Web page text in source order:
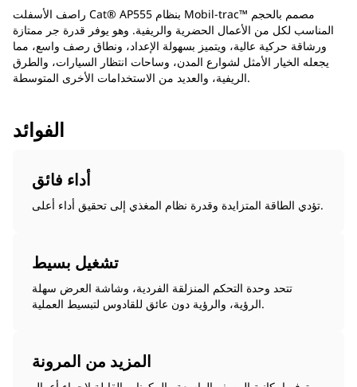
راصف الأسفلت Cat® AP555 بنظام Mobil-trac™ مصمم بالحجم
المناسب لكل من الأعمال الحضرية والريفية. وهو يوفر قدرة جر ممتازة
ورشاقة حركية عالية، ويتميز بسهولة الإعداد، ونطاق رصف واسع، مما
يجعله الخيار الأمثل لشوارع المدن، وساحات انتظار السيارات، والطرق
الريفية، والعديد من الاستخدامات الأخرى المتوسطة.
الفوائد
أداء فائق
تؤدي الطاقة المتزايدة وقدرة نظام المغذي إلى تحقيق أداء أعلى.
تشغيل بسيط
تتحد وحدة التحكم المنزلقة الفردية، وشاشة العرض سهلة
الرؤية، والرؤية دون عائق للقادوس لتبسيط العملية.
المزيد من المرونة